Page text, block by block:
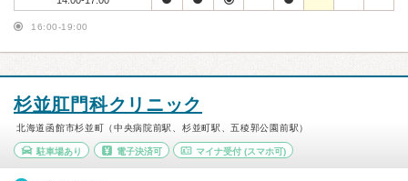
16:00-19:00
杉並肛門科クリニック
北海道函館市杉並町（中央病院前駅、杉並町駅、五稜郭公園前駅）
駐車場あり 電子決済可 マイナ受付 (スマホ可)